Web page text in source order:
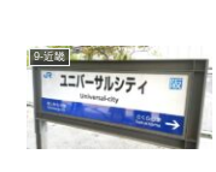
9-近畿